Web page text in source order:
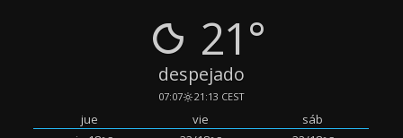
21°
despejado
07:07 21:13 CEST
jue vie
sáb